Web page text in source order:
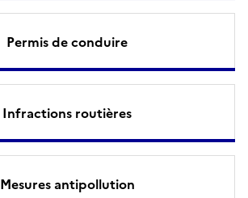
Permis de conduire
Infractions routières
Mesures antipollution